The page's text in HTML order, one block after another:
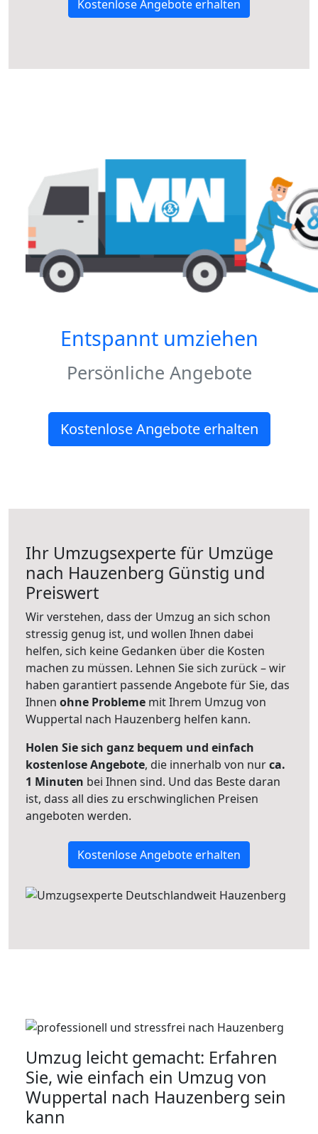
Kostenlose Angebote erhalten
Entspannt umziehen
Persönliche Angebote
Kostenlose Angebote erhalten
Ihr Umzugsexperte für Umzüge
nach Hauzenberg Günstig und
Preiswert
Wir verstehen, dass der Umzug an sich schon
stressig genug ist, und wollen Ihnen dabei
helfen, sich keine Gedanken über die Kosten
machen zu müssen. Lehnen Sie sich zurück – wir
haben garantiert passende Angebote für Sie, das
Ihnen ohne Probleme mit Ihrem Umzug von
Wuppertal nach Hauzenberg helfen kann.
Holen Sie sich ganz bequem und einfach
kostenlose Angebote, die innerhalb von nurca.
1 Minuten bei Ihnen sind. Und das Beste daran
ist, dass all dies zu erschwinglichen Preisen
angeboten werden.
Kostenlose Angebote erhalten
Umzug leicht gemacht: Erfahren
Sie, wie einfach ein Umzug von
Wuppertal nach Hauzenberg sein
kann